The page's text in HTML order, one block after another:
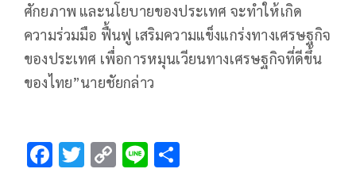
ศักยภาพ และนโยบายของประเทศ จะทำให้เกิด
ความร่วมมือ ฟื้นฟู เสริมความแข็งแกร่งทางเศรษฐกิจ
ของประเทศ เพื่อการหมุนเวียนทางเศรษฐกิจที่ดีขึ้น
ของไทย”นายชัยกล่าว
F T C Li